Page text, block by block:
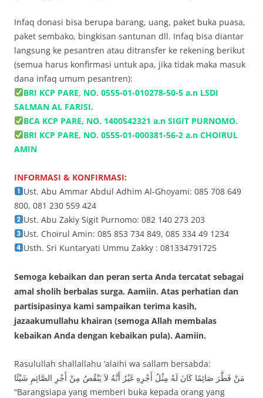
Infaq donasi bisa berupa barang, uang, paket buka puasa,
paket sembako, bingkisan santunan dll. Infaq bisa diantar
langsung ke pesantren atau ditransfer ke rekening berikut
(semua harus konfirmasi untuk apa, jika tidak maka masuk
dana infaq umum pesantren):
BRI KCP PARE, NO. 0555-01-010278-50-5 a.n LSDI
SALMAN AL FARISI.
BCA KCP PARE, NO. 1400542321 a.n SIGIT PURNOMO.
BRI KCP PARE, NO. 0555-01-000381-56-2 a.n CHOIRUL
AMIN
INFORMASI & KONFIRMASI:
Ust. Abu Ammar Abdul Adhim Al-Ghoyami: 085 708 649
800, 081 230 559 424
Ust. Abu Zakiy Sigit Purnomo: 082 140 273 203
Ust. Choirul Amin: 085 853 734 849, 085 334 49 1234
Usth. Sri Kuntaryati Ummu Zakky : 081334791725
Semoga kebaikan dan peran serta Anda tercatat sebagai
amal sholih berbalas surga. Aamiin. Atas perhatian dan
partisipasinya kami sampaikan terima kasih,
jazaakumullahu khairan (semoga Allah membalas
kebaikan Anda dengan kebaikan pula). Aamiin.
Rasulullah shallallahu ‘alaihi wa sallam bersabda:
مَنْ فَطَّرَ صَائِمًا كَانَ لَهُ مِثْلُ أَجْرِهِ غَيْرُ أَنَّهُ لاَ يَنْقُصُ مِنْ أَجْرِ الصَّائِمِ شَيْئًا
“Barangsiapa yang memberi buka kepada orang yang